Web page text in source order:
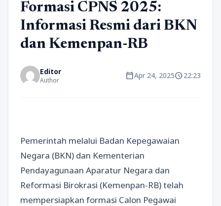
Formasi CPNS 2025:
Informasi Resmi dari BKN
dan Kemenpan-RB
Editor
Author calendar_todayApr 24, 2025schedule22:23
Pemerintah melalui Badan Kepegawaian
Negara (BKN) dan Kementerian
Pendayagunaan Aparatur Negara dan
Reformasi Birokrasi (Kemenpan-RB) telah
mempersiapkan formasi Calon Pegawai